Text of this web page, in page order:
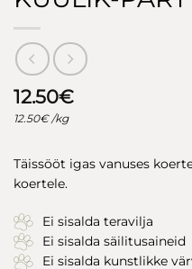
12.50€
12.50€ /kg
Täissööt igas vanuses
koertele.
Ei sisalda teravilja
Ei sisalda säilitusaineid
Ei sisalda kunstlikke